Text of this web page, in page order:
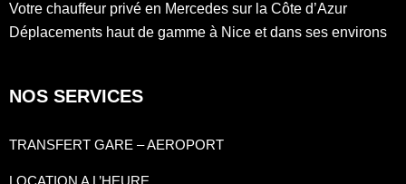
Votre chauffeur privé en Mercedes sur la Côte d’Azur
Déplacements haut de gamme à Nice et dans ses environs
NOS SERVICES
TRANSFERT GARE – AEROPORT